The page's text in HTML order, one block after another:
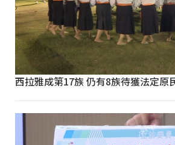
西拉雅成第17族 仍有8族待獲法定原